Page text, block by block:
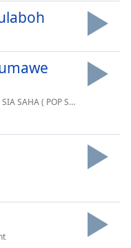
POP SUNDA - 2022 - RM )